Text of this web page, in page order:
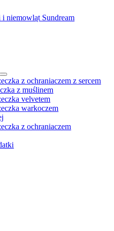
z ochraniaczem z sercem
z muślinem
velvetem
warkoczem
z ochraniaczem